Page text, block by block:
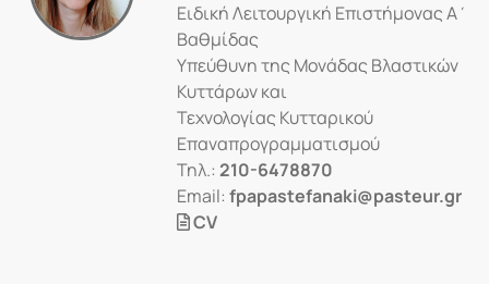
Ειδική Λειτουργική Επιστήμονας Α΄
Βαθμίδας
Υπεύθυνη της Μονάδας Βλαστικών
Κυττάρων και
Τεχνολογίας Κυτταρικού
Επαναπρογραμματισμού
Τηλ.: 210-6478870
Email: fpapastefanaki@pasteur.gr
CV